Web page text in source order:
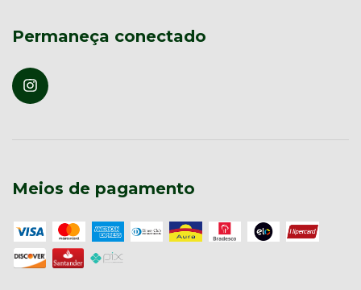
Permaneça conectado
Meios de pagamento